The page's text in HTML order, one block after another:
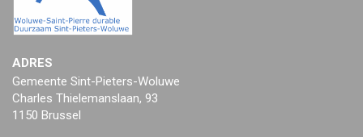
ADRES
Gemeente Sint-Pieters-Woluwe
Charles Thielemanslaan, 93
1150 Brussel